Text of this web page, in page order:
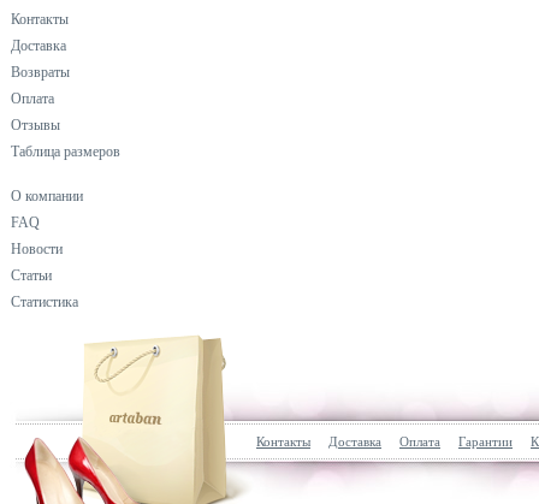
Контакты
Доставка
Возвраты
Оплата
Отзывы
Таблица размеров
О компании
FAQ
Новости
Статьи
Статистика
Контакты Доставка Оплата Гарантии